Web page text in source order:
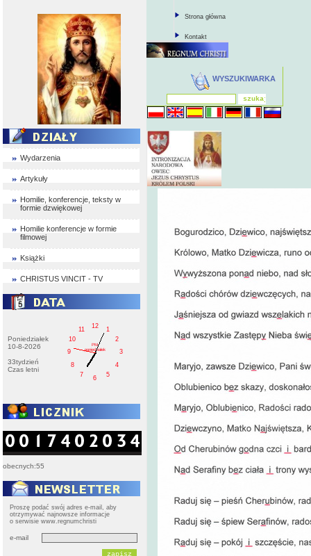
Wydarzenia
Artykuły
Homilie, konferencje, teksty w
formie dzwiękowej
Homilie konferencje w formie
filmowej
Książki
CHRISTUS VINCIT - TV
Poniedziałek
10-8-2026
33tydzień
Czas letni
1
2
3
4
5
6
7
8
9
10
11
12
PM
poniedziałek
obecnych:55
Proszę podać swój adres e-mail, aby
otrzymywać najnowsze informacje
o serwisie www.regnumchristi
e-mail
Strona główna
Kontakt
WYSZUKIWARKA